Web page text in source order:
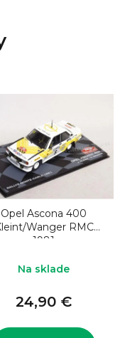
Opel Ascona 400
Wanger RMC
1981
Na sklade
24,90 €